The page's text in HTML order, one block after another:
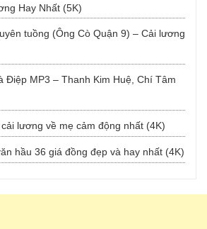
Hay Nhất (5K)
tuồng (Ông Cò Quận 9) – Cải lương
Điệp MP3 – Thanh Kim Huệ, Chí Tâm
lương về mẹ cảm động nhất (4K)
hầu 36 giá đồng đẹp và hay nhất (4K)